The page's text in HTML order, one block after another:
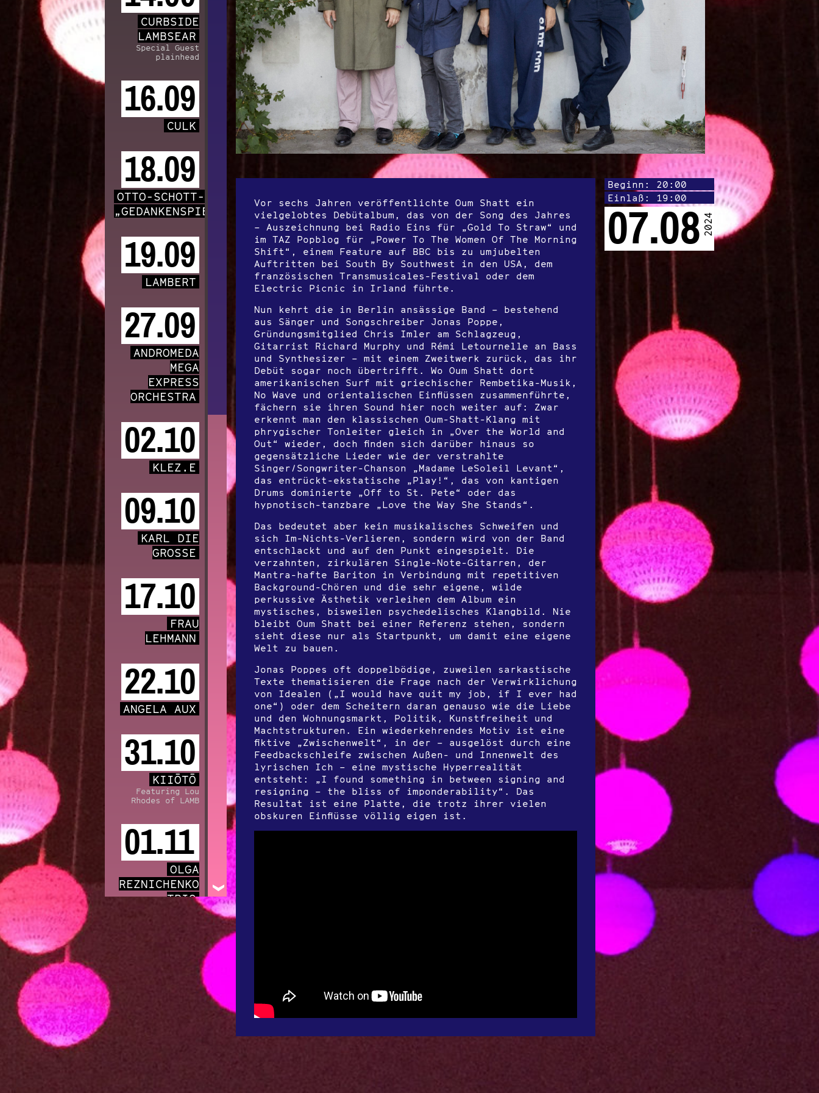
Beginn: 20:00
Einlaß: 19:00
07.08 2024
Vor sechs Jahren veröffentlichte Oum Shatt ein
vielgelobtes Debütalbum, das von der Song des Jahres
– Auszeichnung bei Radio Eins für „Gold To Straw“ und
im TAZ Popblog für „Power To The Women Of The Morning
Shift“, einem Feature auf BBC bis zu umjubelten
Auftritten bei South By Southwest in den USA, dem
französischen Transmusicales-Festival oder dem
Electric Picnic in Irland führte.
Nun kehrt die in Berlin ansässige Band – bestehend
aus Sänger und Songschreiber Jonas Poppe,
Gründungsmitglied Chris Imler am Schlagzeug,
Gitarrist Richard Murphy und Rémi Letournelle an Bass
und Synthesizer – mit einem Zweitwerk zurück, das ihr
Debüt sogar noch übertrifft. Wo Oum Shatt dort
amerikanischen Surf mit griechischer Rembetika-Musik,
No Wave und orientalischen Einflüssen zusammenführte,
fächern sie ihren Sound hier noch weiter auf: Zwar
erkennt man den klassischen Oum-Shatt-Klang mit
phrygischer Tonleiter gleich in „Over the World and
Out“ wieder, doch finden sich darüber hinaus so
gegensätzliche Lieder wie der verstrahlte
Singer/Songwriter-Chanson „Madame LeSoleil Levant“,
das entrückt-ekstatische „Play!“, das von kantigen
Drums dominierte „Off to St. Pete“ oder das
hypnotisch-tanzbare „Love the Way She Stands“.
Das bedeutet aber kein musikalisches Schweifen und
sich Im-Nichts-Verlieren, sondern wird von der Band
entschlackt und auf den Punkt eingespielt. Die
verzahnten, zirkulären Single-Note-Gitarren, der
Mantra-hafte Bariton in Verbindung mit repetitiven
Background-Chören und die sehr eigene, wilde
perkussive Ästhetik verleihen dem Album ein
mystisches, bisweilen psychedelisches Klangbild. Nie
bleibt Oum Shatt bei einer Referenz stehen, sondern
sieht diese nur als Startpunkt, um damit eine eigene
Welt zu bauen.
Jonas Poppes oft doppelbödige, zuweilen sarkastische
Texte thematisieren die Frage nach der Verwirklichung
von Idealen („I would have quit my job, if I ever had
one“) oder dem Scheitern daran genauso wie die Liebe
und den Wohnungsmarkt, Politik, Kunstfreiheit und
Machtstrukturen. Ein wiederkehrendes Motiv ist eine
fiktive „Zwischenwelt“, in der – ausgelöst durch eine
Feedbackschleife zwischen Außen- und Innenwelt des
lyrischen Ich – eine mystische Hyperrealität
entsteht: „I found something in between signing and
resigning – the bliss of imponderability“. Das
Resultat ist eine Platte, die trotz ihrer vielen
obskuren Einflüsse völlig eigen ist.
CURBSIDE
LAMBSEAR
Special Guest
plainhead
16.09
CULK
18.09
OTTO-SCHOTT-CHOR
„GEDANKENSPIELE“
19.09
LAMBERT
27.09
ANDROMEDA
MEGA
EXPRESS
ORCHESTRA
02.10
KLEZ.E
09.10
KARL DIE
GROSSE
17.10
FRAU
LEHMANN
22.10
ANGELA AUX
31.10
KIIŌTŌ
Featuring Lou
Rhodes of LAMB
01.11
OLGA
REZNICHENKO
TRIO
03.11
NICHOLAS